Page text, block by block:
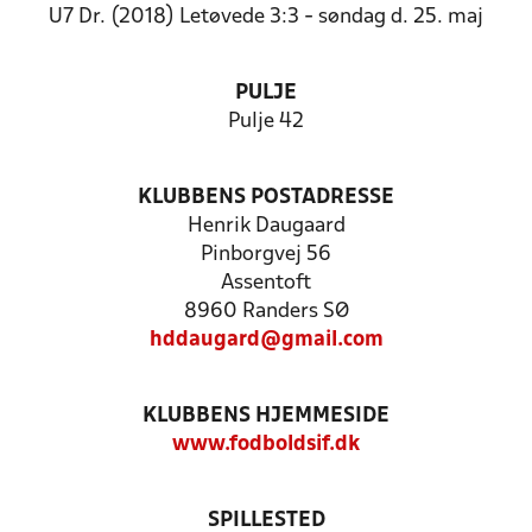
U7 Dr. (2018) Letøvede 3:3 - søndag d. 25. maj
PULJE
Pulje 42
KLUBBENS POSTADRESSE
Henrik Daugaard
Pinborgvej 56
Assentoft
8960 Randers SØ
hddaugard@gmail.com
KLUBBENS HJEMMESIDE
www.fodboldsif.dk
SPILLESTED